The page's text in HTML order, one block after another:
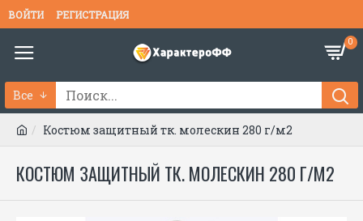
ВОЙТИ РЕГИСТРАЦИЯ
0
Все
Костюм защитный тк. молескин 280 г/м2
КОСТЮМ ЗАЩИТНЫЙ ТК. МОЛЕСКИН 280 Г/М2